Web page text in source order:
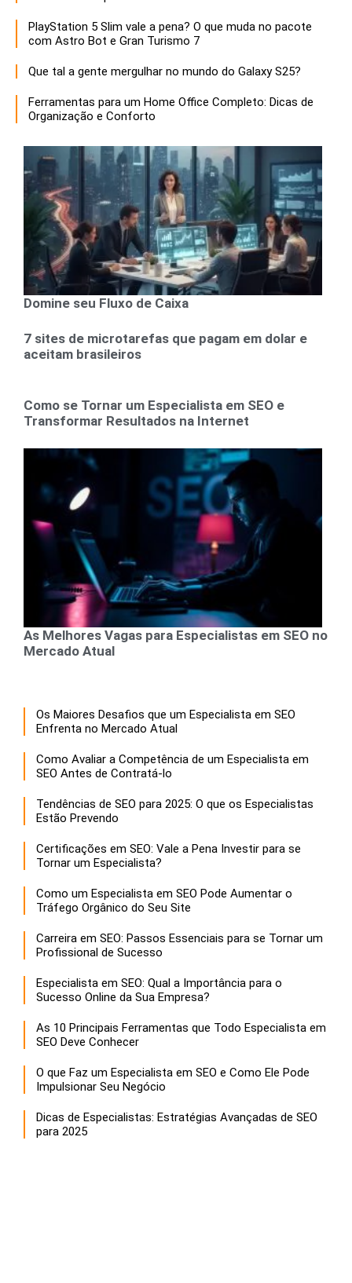
PlayStation 5 Slim vale a pena? O que muda no pacote
com Astro Bot e Gran Turismo 7
Que tal a gente mergulhar no mundo do Galaxy S25?
Ferramentas para um Home Office Completo: Dicas de
Organização e Conforto
Domine seu Fluxo de Caixa
7 sites de microtarefas que pagam em dolar e
aceitam brasileiros
Como se Tornar um Especialista em SEO e
Transformar Resultados na Internet
As Melhores Vagas para Especialistas em SEO no
Mercado Atual
Os Maiores Desafios que um Especialista em SEO
Enfrenta no Mercado Atual
Como Avaliar a Competência de um Especialista em
SEO Antes de Contratá-lo
Tendências de SEO para 2025: O que os Especialistas
Estão Prevendo
Certificações em SEO: Vale a Pena Investir para se
Tornar um Especialista?
Como um Especialista em SEO Pode Aumentar o
Tráfego Orgânico do Seu Site
Carreira em SEO: Passos Essenciais para se Tornar um
Profissional de Sucesso
Especialista em SEO: Qual a Importância para o
Sucesso Online da Sua Empresa?
As 10 Principais Ferramentas que Todo Especialista em
SEO Deve Conhecer
O que Faz um Especialista em SEO e Como Ele Pode
Impulsionar Seu Negócio
Dicas de Especialistas: Estratégias Avançadas de SEO
para 2025